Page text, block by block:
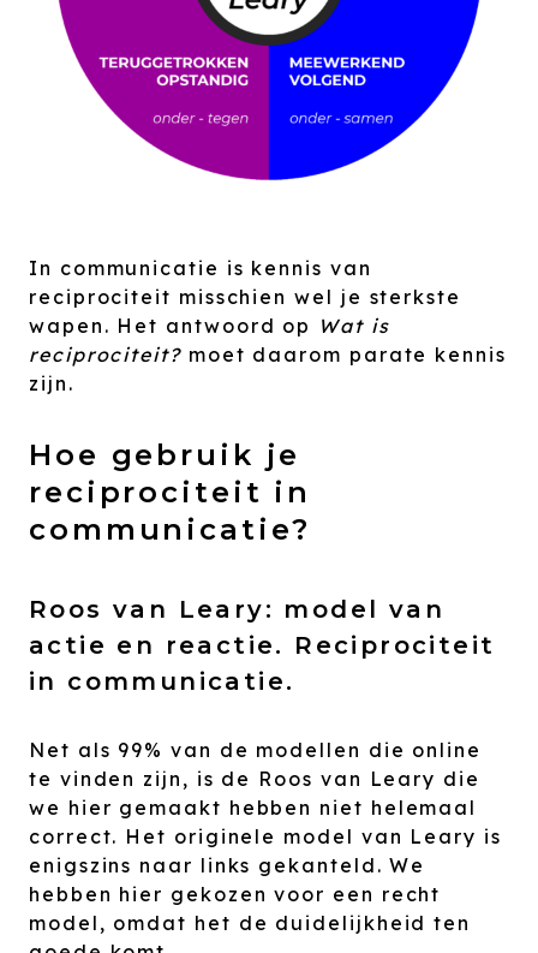
In communicatie is kennis van
reciprociteit misschien wel je sterkste
wapen. Het antwoord op Wat is
reciprociteit? moet daarom parate kennis
zijn.
Hoe gebruik je
reciprociteit in
communicatie?
Roos van Leary: model van
actie en reactie. Reciprociteit
in communicatie.
Net als 99% van de modellen die online
te vinden zijn, is de Roos van Leary die
we hier gemaakt hebben niet helemaal
correct. Het originele model van Leary is
enigszins naar links gekanteld. We
hebben hier gekozen voor een recht
model, omdat het de duidelijkheid ten